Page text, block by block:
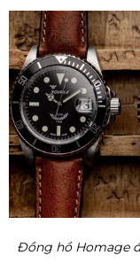
Đồng hồ Homage